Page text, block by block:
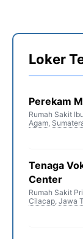
Loker
Perekam
Rumah Sakit
Agam,
Tenaga
Center
Rumah Sakit
Cilacap, Jawa